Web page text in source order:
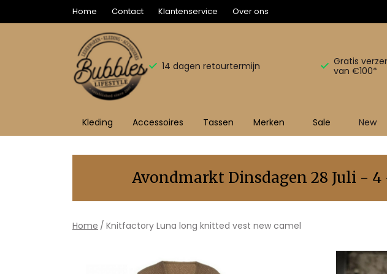
Home Contact Klantenservice Over ons
14 dagen retourtermijn
Gratis
van €100*
Kleding Accessoires Tassen Merken Sale New
knitted
Avondmarkt Dinsdagen 28 Juli - 4
Home Knitfactory Luna long knitted vest new camel